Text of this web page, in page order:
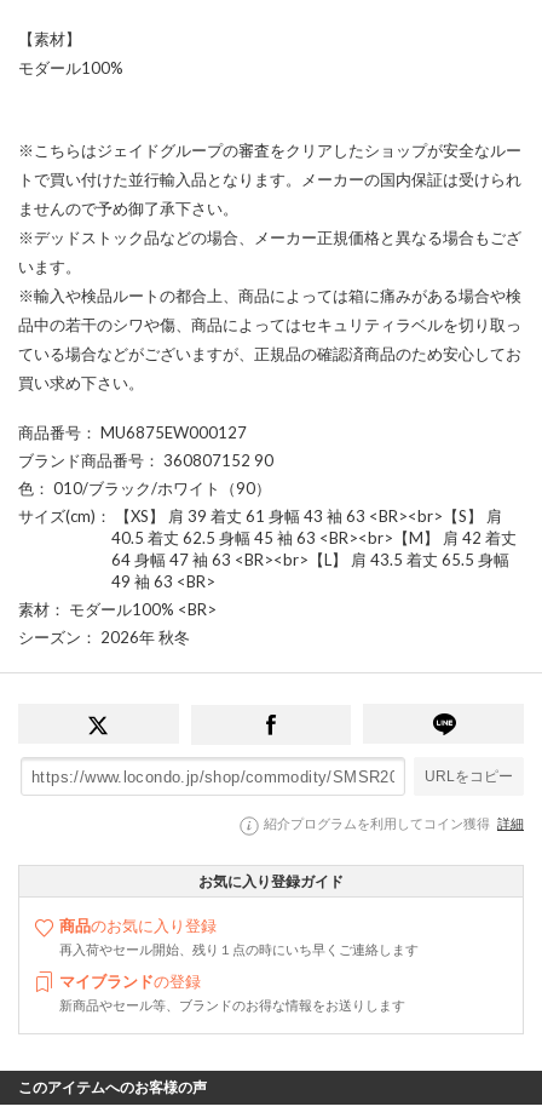
【素材】
モダール100%
※こちらはジェイドグループの審査をクリアしたショップが安全なルー
トで買い付けた並行輸入品となります。メーカーの国内保証は受けられ
ませんので予め御了承下さい。
※デッドストック品などの場合、メーカー正規価格と異なる場合もござ
います。
※輸入や検品ルートの都合上、商品によっては箱に痛みがある場合や検
品中の若干のシワや傷、商品によってはセキュリティラベルを切り取っ
ている場合などがございますが、正規品の確認済商品のため安心してお
買い求め下さい。
商品番号 ： MU6875EW000127
ブランド商品番号 ： 360807152 90
色 ： 010/ブラック/ホワイト（90）
サイズ(cm) ： 【XS】 肩 39 着丈 61 身幅 43 袖 63 <BR><br>【S】 肩
40.5 着丈 62.5 身幅 45 袖 63 <BR><br>【M】 肩 42 着丈
64 身幅 47 袖 63 <BR><br>【L】 肩 43.5 着丈 65.5 身幅
49 袖 63 <BR>
素材 ： モダール100% <BR>
シーズン ： 2026年 秋冬
URLをコピー
紹介プログラムを利用してコイン獲得 詳細
お気に入り登録ガイド
商品のお気に入り登録
再入荷やセール開始、残り１点の時にいち早くご連絡します
マイブランドの登録
新商品やセール等、ブランドのお得な情報をお送りします
このアイテムへのお客様の声